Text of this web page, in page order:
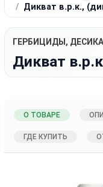
Дикват в.р.к.,
ГЕРБИЦИДЫ,
Дикват
О ТОВАРЕ
ГДЕ КУПИТЬ